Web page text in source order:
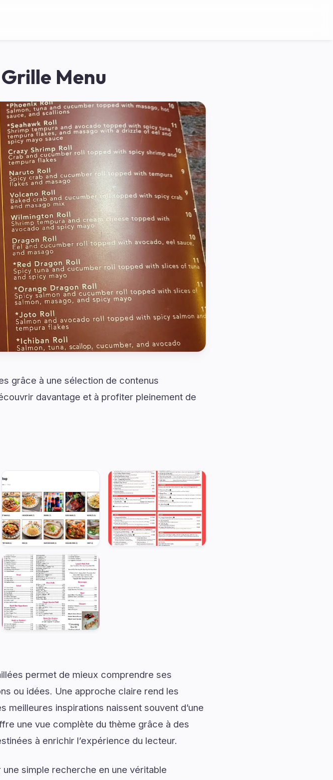
Menu
grâce à une sélection de contenus
davantage et à profiter pleinement de
permet de mieux comprendre ses
ou idées. Une approche claire rend les
inspirations naissent souvent d’une
une vue complète du thème grâce à des
à enrichir l’expérience du lecteur.
simple recherche en une véritable